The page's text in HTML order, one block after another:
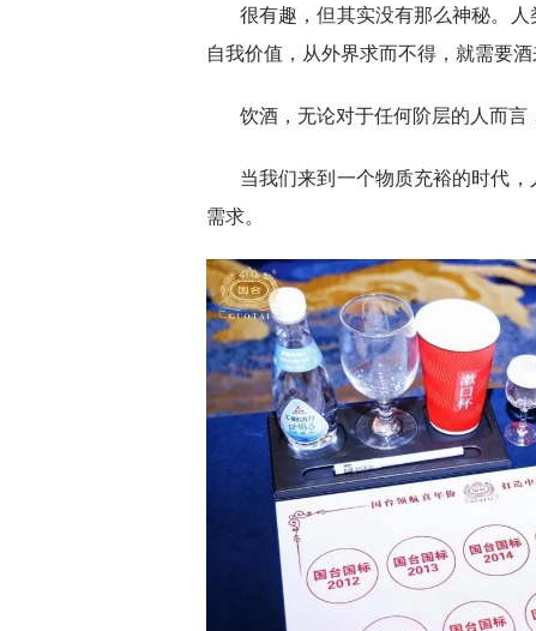
很有趣，但其实没有那么神秘。
自我价值，从外界求而不得，就需要
饮酒，无论对于任何阶层的人而言
当我们来到一个物质充裕的时代
需求。